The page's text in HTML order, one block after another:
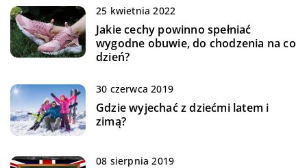
25 kwietnia 2022
Jakie cechy powinno spełniać
wygodne obuwie, do chodzenia na co
dzień?
30 czerwca 2019
Gdzie wyjechać z dziećmi latem i
zimą?
08 sierpnia 2019